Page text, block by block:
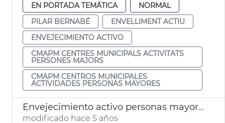
EN PORTADA TEMÁTICA
NORMAL
PILAR BERNABÉ
ENVELLIMENT ACTIU
ENVEJECIMIENTO ACTIVO
CMAPM CENTRES MUNICIPALS ACTIVITATS
PERSONES MAJORS
CMAPM CENTROS MUNICIPALES
ACTIVIDADES PERSONAS MAYORES
Envejecimiento activo personas mayores
modificado hace 5 años